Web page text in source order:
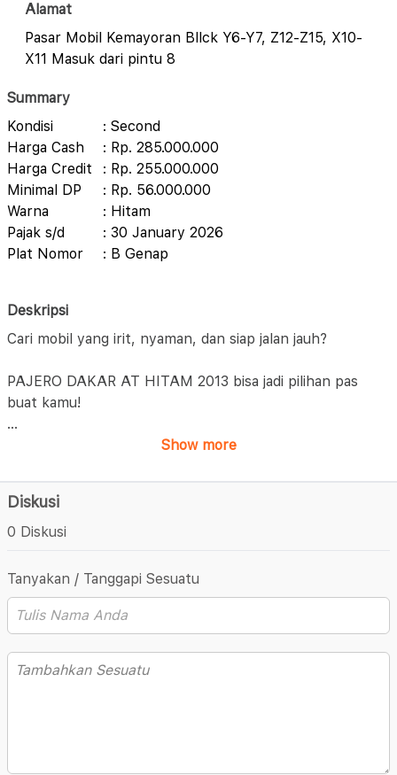
Alamat
Pasar Mobil Kemayoran Bllck Y6-Y7, Z12-Z15, X10-
X11 Masuk dari pintu 8
Summary
Kondisi
: Second
Harga Cash
: Rp. 285.000.000
Harga Credit
: Rp. 255.000.000
Minimal DP
: Rp. 56.000.000
Warna
: Hitam
Pajak s/d
: 30 January 2026
Plat Nomor
: B Genap
Deskripsi
Cari mobil yang irit, nyaman, dan siap jalan jauh?
PAJERO DAKAR AT HITAM 2013 bisa jadi pilihan pas
buat kamu!
...
Show more
Diskusi
0 Diskusi
Tanyakan / Tanggapi Sesuatu